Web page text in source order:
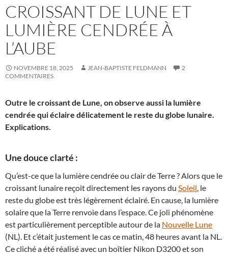
CROISSANT DE LUNE ET
LUMIÈRE CENDRÉE À
L’AUBE
NOVEMBRE 18, 2025 JEAN-BAPTISTE FELDMANN
2
COMMENTAIRES
Outre le croissant de Lune, on observe aussi la lumière
cendrée qui éclaire délicatement le reste du globe lunaire.
Explications.
Une douce clarté :
Qu’est-ce que la lumière cendrée ou clair de Terre ? Alors que le
croissant lunaire reçoit directement les rayons du Soleil, le
reste du globe est très légèrement éclairé. En cause, la lumière
solaire que la Terre renvoie dans l’espace. Ce joli phénomène
est particulièrement perceptible autour de la Nouvelle Lune
(NL). Et c’était justement le cas ce matin, 48 heures avant la NL.
Ce cliché a été réalisé avec un boîtier Nikon D3200 et son